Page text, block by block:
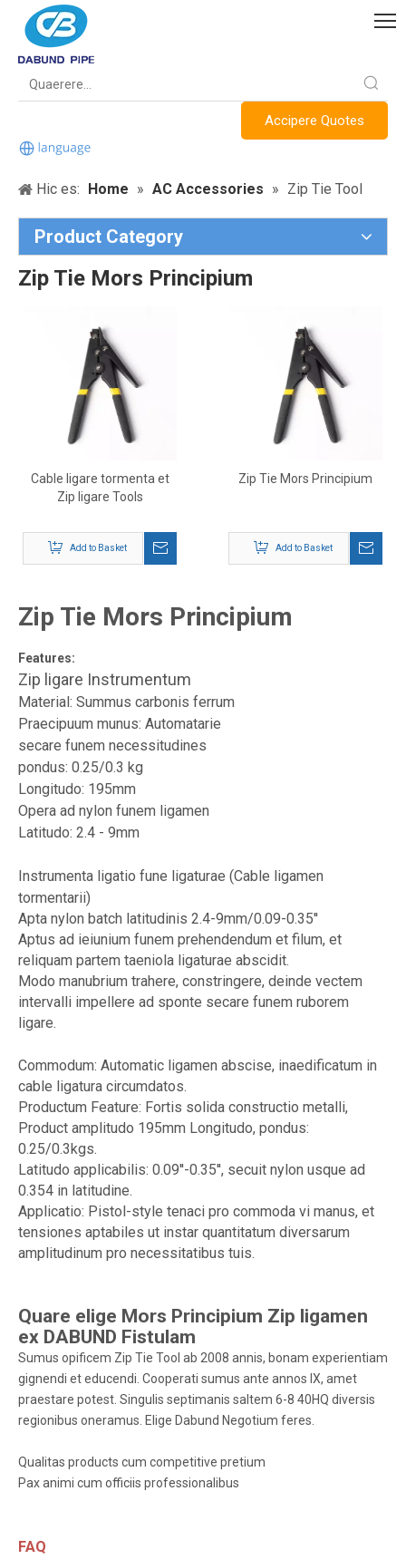
Accipere Quotes
Hic es: Home » AC Accessories » Zip Tie Tool
Product Category
Zip Tie Mors Principium
Cable ligare tormenta et
Zip ligare Tools
Add to Basket
Zip Tie Mors Principium
Add to Basket
Zip Tie Mors Principium
Features:
Zip ligare Instrumentum
Material: Summus carbonis ferrum
Praecipuum munus: Automatarie
secare funem necessitudines
pondus: 0.25/0.3 kg
Longitudo: 195mm
Opera ad nylon funem ligamen
Latitudo: 2.4 - 9mm
Instrumenta ligatio fune ligaturae (Cable ligamen
tormentarii)
Apta nylon batch latitudinis 2.4-9mm/0.09-0.35''
Aptus ad ieiunium funem prehendendum et filum, et
reliquam partem taeniola ligaturae abscidit.
Modo manubrium trahere, constringere, deinde vectem
intervalli impellere ad sponte secare funem ruborem
ligare.
Commodum: Automatic ligamen abscise, inaedificatum in
cable ligatura circumdatos.
Productum Feature: Fortis solida constructio metalli,
Product amplitudo 195mm Longitudo, pondus:
0.25/0.3kgs.
Latitudo applicabilis: 0.09''-0.35'', secuit nylon usque ad
0.354 in latitudine.
Applicatio: Pistol-style tenaci pro commoda vi manus, et
tensiones aptabiles ut instar quantitatum diversarum
amplitudinum pro necessitatibus tuis.
Quare elige Mors Principium Zip ligamen
ex DABUND Fistulam
Sumus opificem Zip Tie Tool ab 2008 annis, bonam experientiam
gignendi et educendi. Cooperati sumus ante annos IX, amet
praestare potest. Singulis septimanis saltem 6-8 40HQ diversis
regionibus oneramus. Elige Dabund Negotium feres.
Qualitas products cum competitive pretium
Pax animi cum officiis professionalibus
FAQ